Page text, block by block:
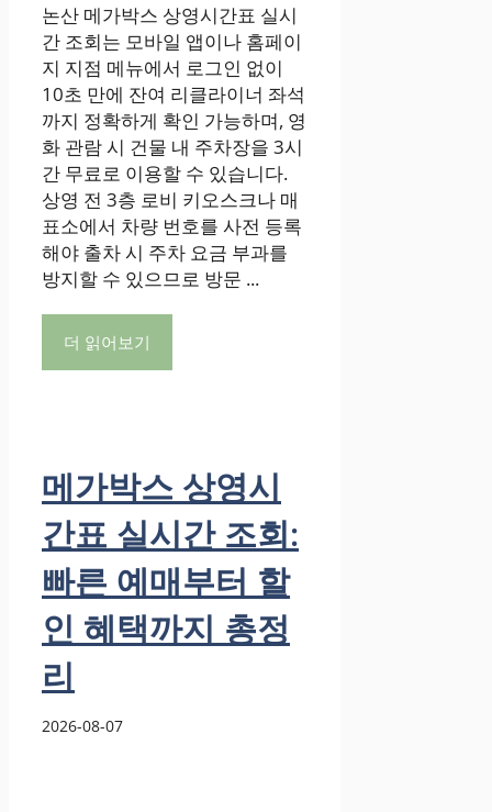
논산 메가박스 상영시간표 실시
간 조회는 모바일 앱이나 홈페이
지 지점 메뉴에서 로그인 없이
10초 만에 잔여 리클라이너 좌석
까지 정확하게 확인 가능하며, 영
화 관람 시 건물 내 주차장을 3시
간 무료로 이용할 수 있습니다.
상영 전 3층 로비 키오스크나 매
표소에서 차량 번호를 사전 등록
해야 출차 시 주차 요금 부과를
방지할 수 있으므로 방문 ...
더 읽어보기
메가박스 상영시
간표 실시간 조회:
빠른 예매부터 할
인 혜택까지 총정
리
2026-08-07